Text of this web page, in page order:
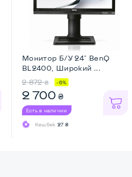
Монитор Б/У 24" BenQ
BL2400, Широкий ...
2 872 ₴ -6%
2 700 ₴
Есть в наличии
Кешбек 27 ₴